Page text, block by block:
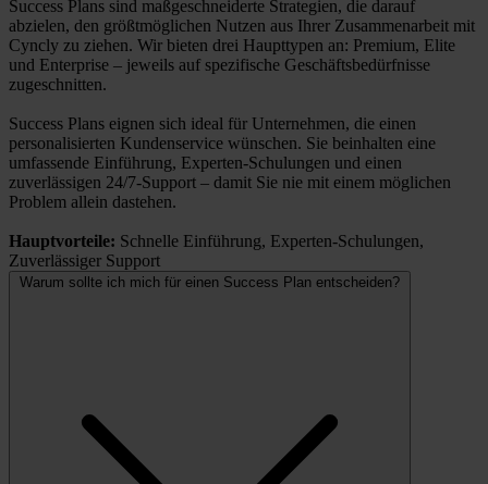
Success Plans sind maßgeschneiderte Strategien, die darauf
abzielen, den größtmöglichen Nutzen aus Ihrer Zusammenarbeit mit
Cyncly zu ziehen. Wir bieten drei Haupttypen an: Premium, Elite
und Enterprise – jeweils auf spezifische Geschäftsbedürfnisse
zugeschnitten.
Success Plans eignen sich ideal für Unternehmen, die einen
personalisierten Kundenservice wünschen. Sie beinhalten eine
umfassende Einführung, Experten-Schulungen und einen
zuverlässigen 24/7-Support – damit Sie nie mit einem möglichen
Problem allein dastehen.
Hauptvorteile: Schnelle Einführung, Experten-Schulungen,
Zuverlässiger Support
Warum sollte ich mich für einen Success Plan entscheiden?